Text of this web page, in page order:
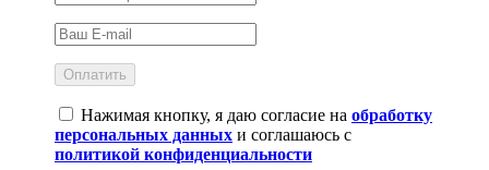
Оплатить
Нажимая кнопку, я даю согласие на обработку
персональных данных и соглашаюсь с
политикой конфиденциальности